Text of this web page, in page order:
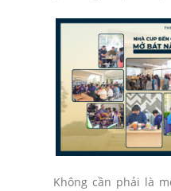
Không cần phải là